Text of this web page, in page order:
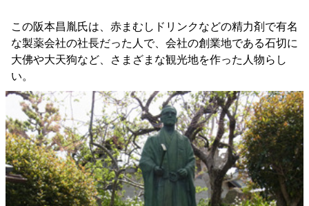
この阪本昌胤氏は、赤まむしドリンクなどの精力剤で有名
な製薬会社の社長だった人で、会社の創業地である石切に
大佛や大天狗など、さまざまな観光地を作った人物らし
い。